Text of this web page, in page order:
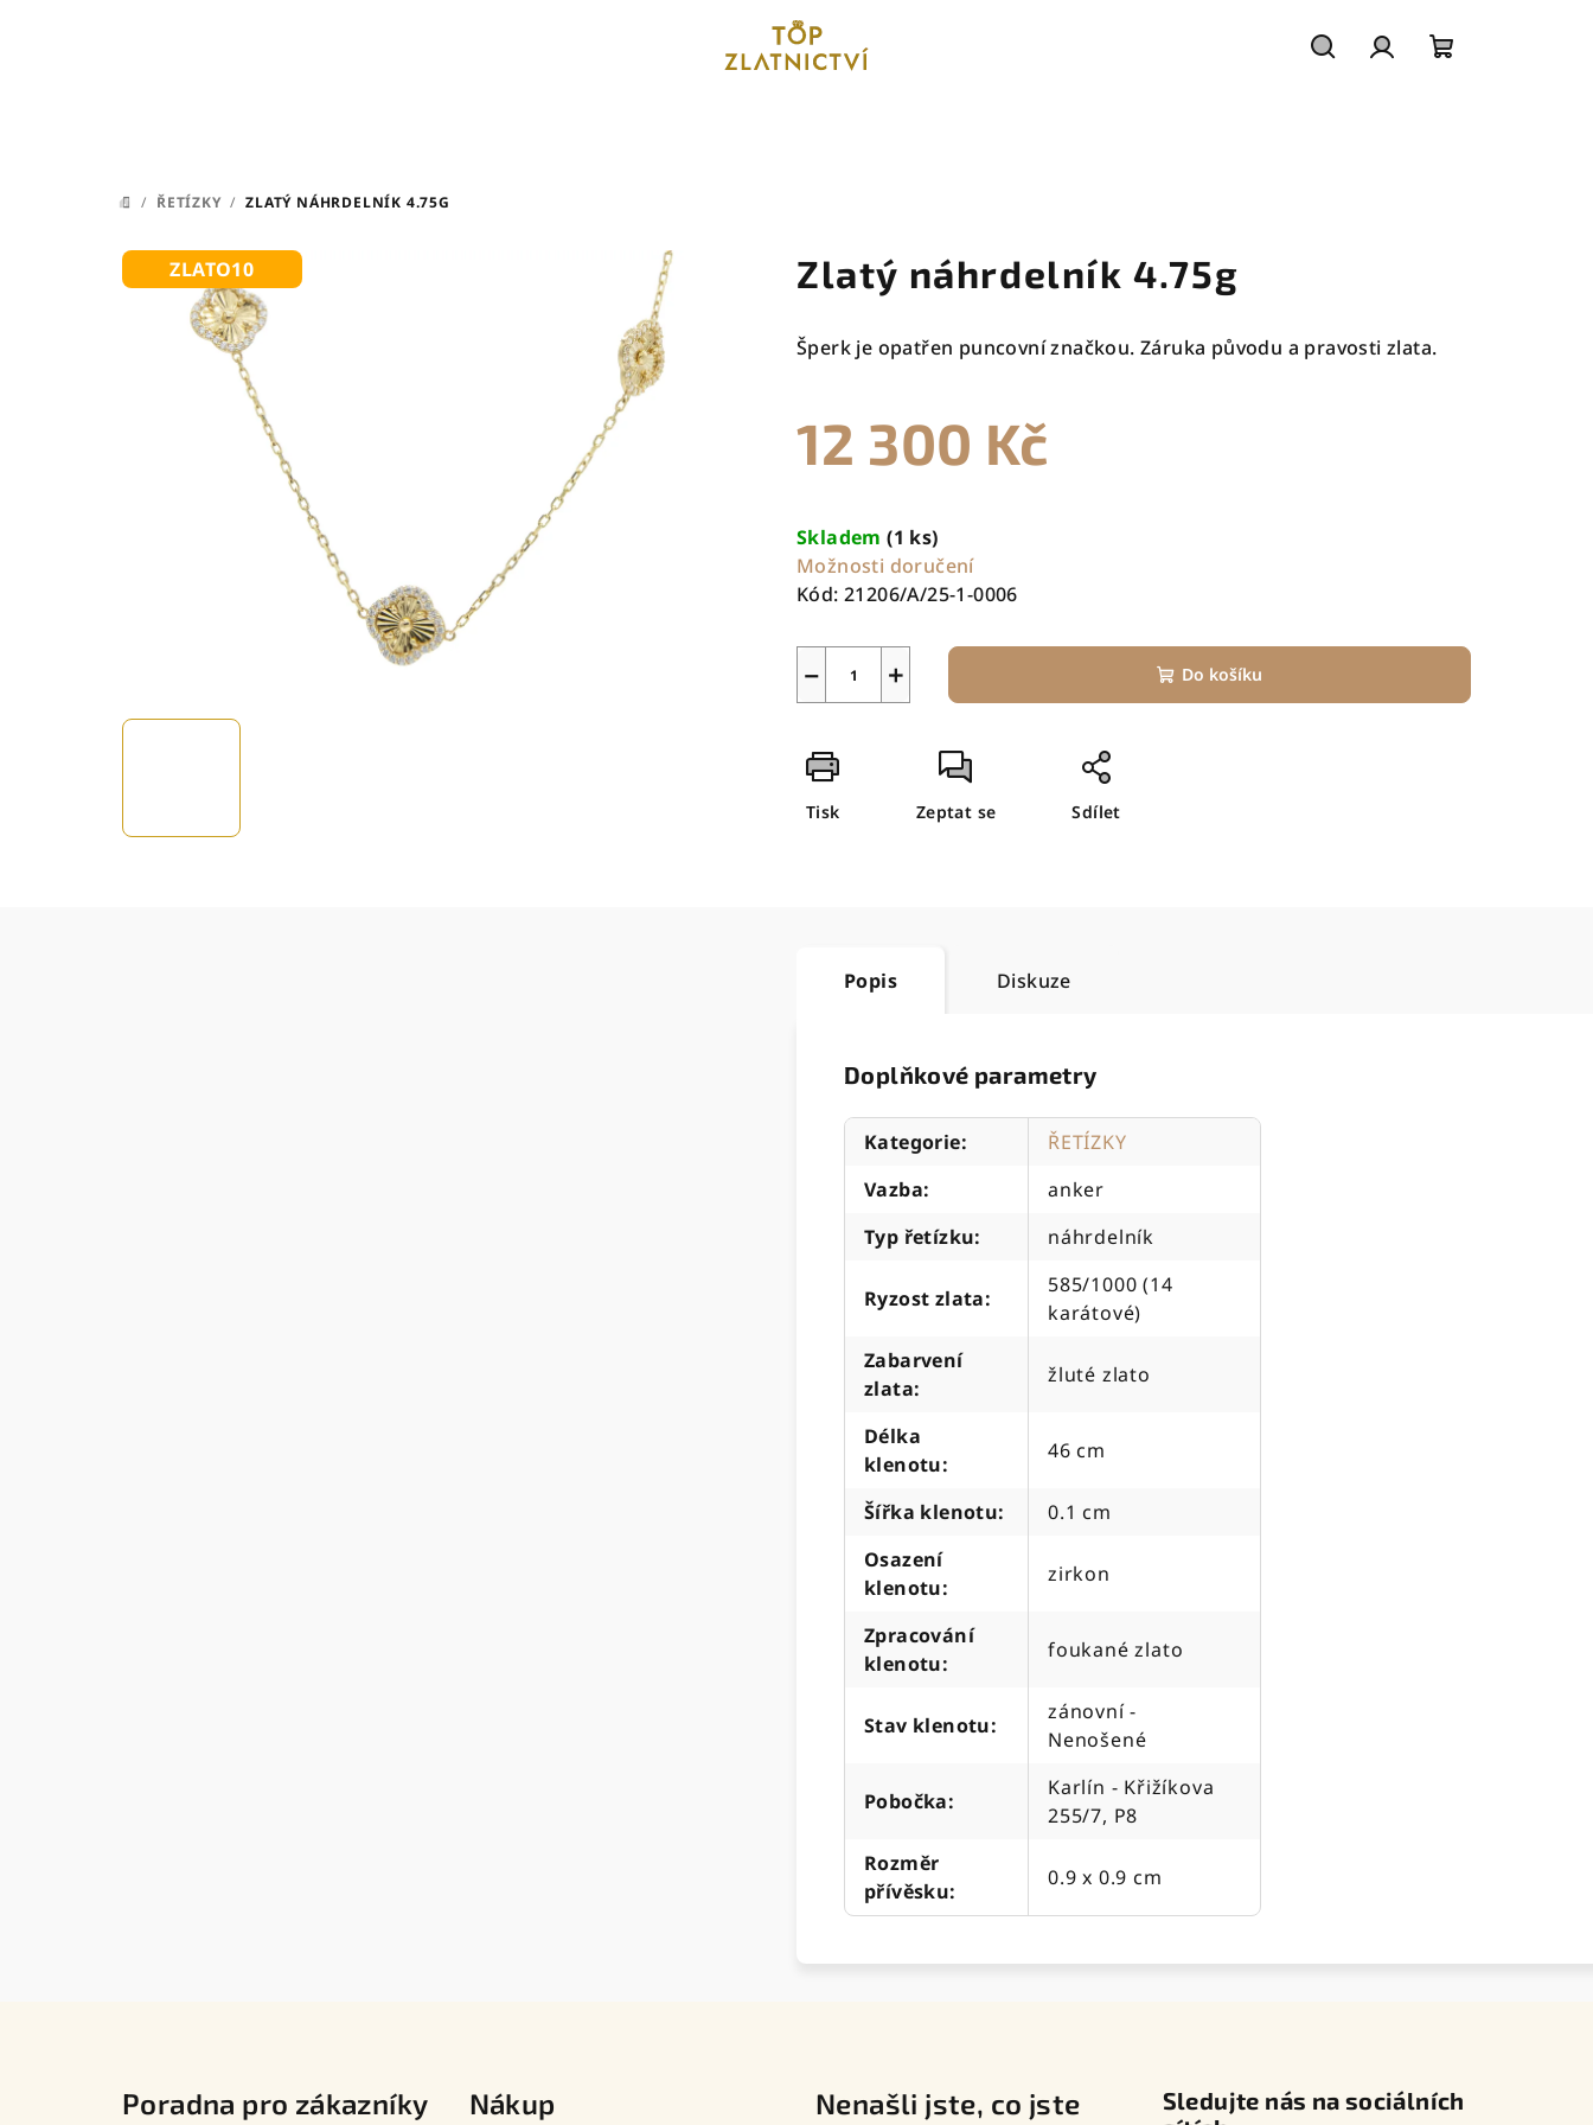
DOMŮ
/ ŘETÍZKY / ZLATÝ NÁHRDELNÍK 4.75G
Zlatý náhrdelník 4.75g
Šperk je opatřen puncovní značkou. Záruka původu a pravosti zlata.
12 300 Kč
cena:
Skladem(1 ks)
Možnosti doručení
Kód: 21206/A/25-1-0006
+
− Do košíku
Tisk Zeptat se Sdílet
ZLATO10
Popis Diskuze
Doplňkové parametry
Kategorie:
ŘETÍZKY
Vazba:
anker
Typ řetízku: náhrdelník
Ryzost zlata:
585/1000 (14
karátové)
Zabarvení
zlata:
žluté zlato
Délka
klenotu:
46 cm
Šířka klenotu:
0.1 cm
Osazení
klenotu:
zirkon
Zpracování
klenotu:
foukané zlato
Stav klenotu:
zánovní -
Nenošené
Pobočka:
Karlín - Křižíkova
255/7, P8
Rozměr
přívěsku:
0.9 x 0.9 cm
Poradna pro zákazníky Nákup
Nenašli jste, co jste
Sledujte nás na sociálních